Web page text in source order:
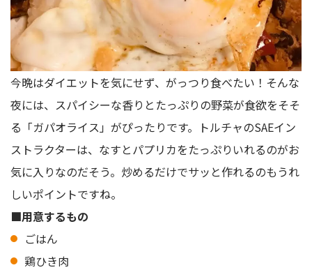
今晩はダイエットを気にせず、がっつり食べたい！そんな
夜には、スパイシーな香りとたっぷりの野菜が食欲をそそ
る「ガパオライス」がぴったりです。トルチャのSAEイン
ストラクターは、なすとパプリカをたっぷりいれるのがお
気に入りなのだそう。炒めるだけでサッと作れるのもうれ
しいポイントですね。
■用意するもの
ごはん
鶏ひき肉